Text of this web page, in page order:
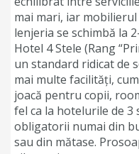
mai mari, iar
lenjeria se schimbă la
Hotel 4 Stele (Rang
un standard ridicat de
mai multe facilități,
joacă pentru copii,
fel ca la hotelurile de
obligatorii numai din
sau din mătase.